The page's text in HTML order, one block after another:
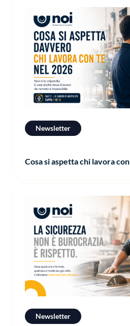
Newsletter
Cosa si aspetta chi lavora
Newsletter